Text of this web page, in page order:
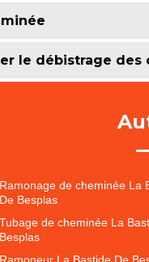
le débistrage des
Ramonage de cheminée La
De Besplas
Tubage de cheminée La
Besplas